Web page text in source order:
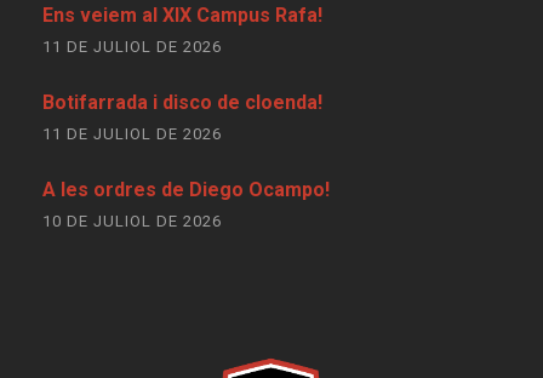
Ens veiem al XIX Campus Rafa!
11 DE JULIOL DE 2026
Botifarrada i disco de cloenda!
11 DE JULIOL DE 2026
A les ordres de Diego Ocampo!
10 DE JULIOL DE 2026